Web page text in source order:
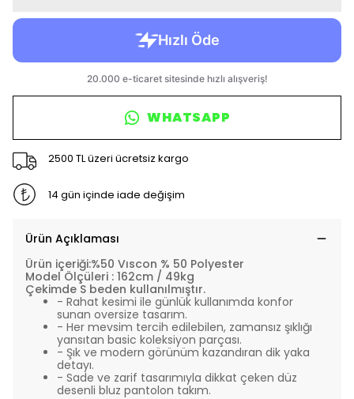
WHATSAPP
2500 TL üzeri ücretsiz kargo
14 gün içinde iade değişim
Ürün Açıklaması
Ürün içeriği:%50 Vıscon % 50 Polyester
Model Ölçüleri : 162cm / 49kg
Çekimde S beden kullanılmıştır.
- Rahat kesimi ile günlük kullanımda konfor
sunan oversize tasarım.
- Her mevsim tercih edilebilen, zamansız şıklığı
yansıtan basic koleksiyon parçası.
- Şık ve modern görünüm kazandıran dik yaka
detayı.
- Sade ve zarif tasarımıyla dikkat çeken düz
desenli bluz pantolon takım.